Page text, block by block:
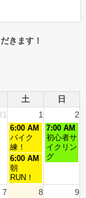
きます！
土
日
1 2
6:00 AM
バイク
練！
7:00 AM
初心者サ
イクリン
グ
6:00 AM
朝
RUN！
7 8 9